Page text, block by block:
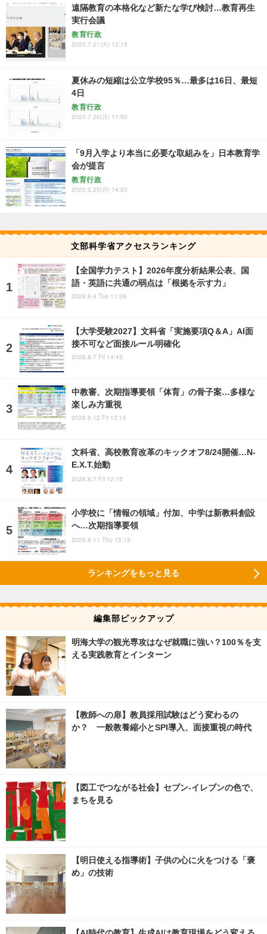
遠隔教育の本格化など新たな学び検討…教育再生
実行会議
教育行政
2020.7.21(火) 12:15
夏休みの短縮は公立学校95％…最多は16日、最短
4日
教育行政
2020.7.20(月) 11:50
「9月入学より本当に必要な取組みを」日本教育学
会が提言
教育行政
2020.5.25(月) 14:20
文部科学省アクセスランキング
【全国学力テスト】2026年度分析結果公表、国
語・英語に共通の弱点は「根拠を示す力」
2026.8.4 Tue 11:36
【大学受験2027】文科省「実施要項Q＆A」AI面
接不可など面接ルール明確化
2026.8.7 Fri 14:45
中教審、次期指導要領「体育」の骨子案…多様な
楽しみ方重視
2026.6.12 Fri 12:15
文科省、高校教育改革のキックオフ8/24開催…N-
E.X.T.始動
2026.8.7 Fri 12:15
小学校に「情報の領域」付加、中学は新教科創設
へ…次期指導要領
2026.6.11 Thu 15:15
ランキングをもっと見る
編集部ピックアップ
明海大学の観光専攻はなぜ就職に強い？100％を支
える実践教育とインターン
【教師への扉】教員採用試験はどう変わるの
か？ 一般教養縮小とSPI導入、面接重視の時代
【図工でつながる社会】セブン‐イレブンの色で、
まちを見る
【明日使える指導術】子供の心に火をつける「褒
め」の技術